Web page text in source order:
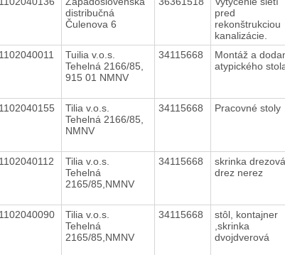
distribučná
Čulenova 6
pred
rekonštrukciou
kanalizácie.
1102040011
Tuilia v.o.s.
Tehelná 2166/85,
915 01 NMNV
34115668
Montáž a
atypického
1102040155
Tilia v.o.s.
Tehelná 2166/85,
NMNV
34115668 Pracovné stoly
1102040112
Tilia v.o.s.
Tehelná
2165/85,NMNV
34115668
skrinka
drez nerez
1102040090
Tilia v.o.s.
Tehelná
2165/85,NMNV
34115668
stôl, kontajner
,skrinka
dvojdverová